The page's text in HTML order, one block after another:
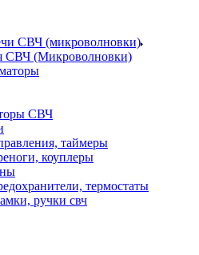
СВЧ (микроволновки)
СВЧ (Микроволновки)
СВЧ
таймеры
коуплеры
термостаты
ручки свч